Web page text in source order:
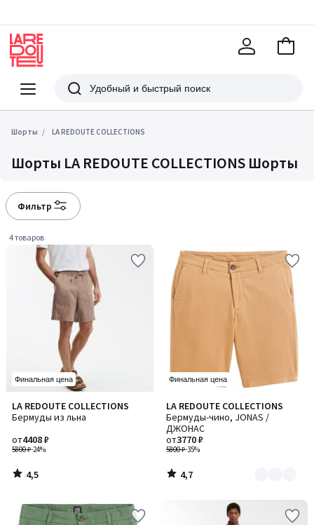
Меню
Redoute
Поиск
В
Шорты LA REDOUTE COLLECTIONS
Шорты LA REDOUTE COLLECTIONS Шорты
Фильтр
4 товаров
Финальная цена
LA REDOUTE COLLECTIONS
Бермуды из льна
5800 ₽-24%
от4408 ₽
4,5
/ 5
4,5
/
Финальная цена
LA REDOUTE COLLECTIONS
Бермуды-чино, JONAS /
ДЖОНАС
5800 ₽-35%
от3770 ₽
4,7
/ 5
Количество
цветов:
5
4,7
/